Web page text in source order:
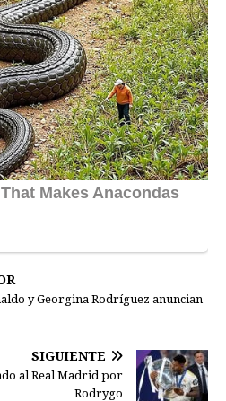
y Georgina Rodríguez anuncian
SIGUIENTE
al Real Madrid por
Rodrygo